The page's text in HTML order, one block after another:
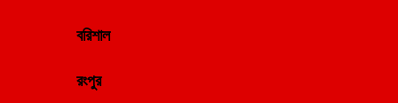
বরিশাল
রংপুর